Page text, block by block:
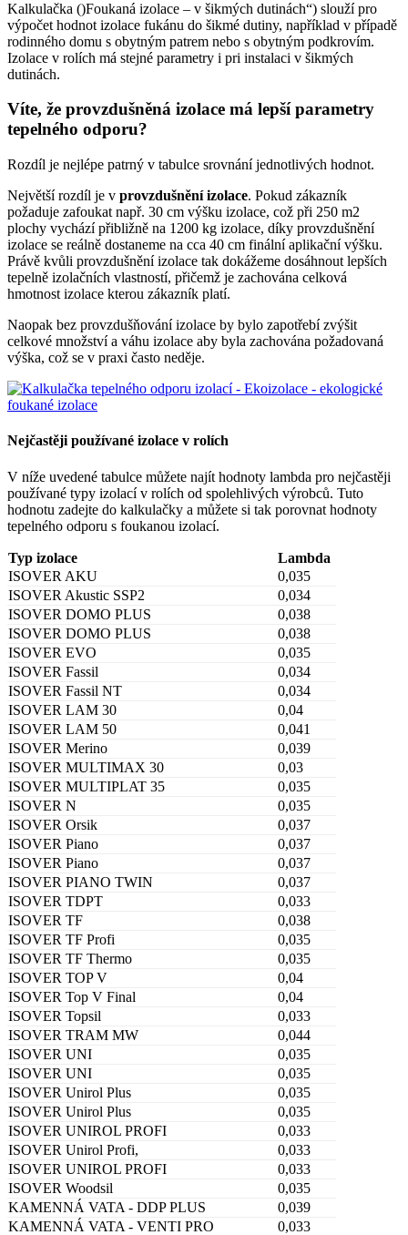
Kalkulačka ()Foukaná izolace – v šikmých dutinách“) slouží pro
výpočet hodnot izolace fukánu do šikmé dutiny, například v případě
rodinného domu s obytným patrem nebo s obytným podkrovím.
Izolace v rolích má stejné parametry i pri instalaci v šikmých
dutinách.
Víte, že provzdušněná izolace má lepší parametry
tepelného odporu?
Rozdíl je nejlépe patrný v tabulce srovnání jednotlivých hodnot.
Největší rozdíl je v provzdušnění izolace. Pokud zákazník
požaduje zafoukat např. 30 cm výšku izolace, což při 250 m2
plochy vychází přibližně na 1200 kg izolace, díky provzdušnění
izolace se reálně dostaneme na cca 40 cm finální aplikační výšku.
Právě kvůli provzdušnění izolace tak dokážeme dosáhnout lepších
tepelně izolačních vlastností, přičemž je zachována celková
hmotnost izolace kterou zákazník platí.
Naopak bez provzdušňování izolace by bylo zapotřebí zvýšit
celkové množství a váhu izolace aby byla zachována požadovaná
výška, což se v praxi často neděje.
Nejčastěji používané izolace v rolích
V níže uvedené tabulce můžete najít hodnoty lambda pro nejčastěji
používané typy izolací v rolích od spolehlivých výrobců. Tuto
hodnotu zadejte do kalkulačky a můžete si tak porovnat hodnoty
tepelného odporu s foukanou izolací.
Typ izolace
Lambda
ISOVER AKU
0,035
ISOVER Akustic SSP2
0,034
ISOVER DOMO PLUS
0,038
ISOVER DOMO PLUS
0,038
ISOVER EVO
0,035
ISOVER Fassil
0,034
ISOVER Fassil NT
0,034
ISOVER LAM 30
0,04
ISOVER LAM 50
0,041
ISOVER Merino
0,039
ISOVER MULTIMAX 30
0,03
ISOVER MULTIPLAT 35
0,035
ISOVER N
0,035
ISOVER Orsik
0,037
ISOVER Piano
0,037
ISOVER Piano
0,037
ISOVER PIANO TWIN
0,037
ISOVER TDPT
0,033
ISOVER TF
0,038
ISOVER TF Profi
0,035
ISOVER TF Thermo
0,035
ISOVER TOP V
0,04
ISOVER Top V Final
0,04
ISOVER Topsil
0,033
ISOVER TRAM MW
0,044
ISOVER UNI
0,035
ISOVER UNI
0,035
ISOVER Unirol Plus
0,035
ISOVER Unirol Plus
0,035
ISOVER UNIROL PROFI
0,033
ISOVER Unirol Profi,
0,033
ISOVER UNIROL PROFI
0,033
ISOVER Woodsil
0,035
KAMENNÁ VATA - DDP PLUS
0,039
KAMENNÁ VATA - VENTI PRO
0,033